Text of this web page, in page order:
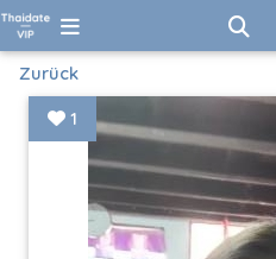
Zurück
1